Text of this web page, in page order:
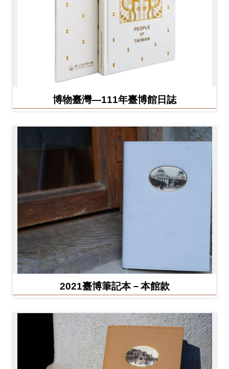
博物臺灣—111年臺博館日誌
2021臺博筆記本－本館款